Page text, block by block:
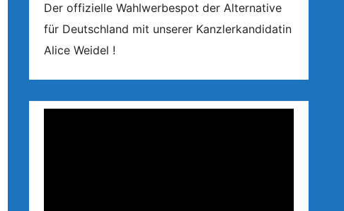
Der offizielle Wahlwerbespot der Alternative
für Deutschland mit unserer Kanzlerkandidatin
Alice Weidel !